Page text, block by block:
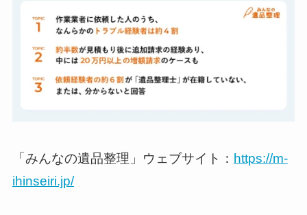
「みんなの遺品整理」ウェブサイト： https://m-
ihinseiri.jp/